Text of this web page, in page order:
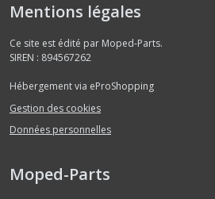
Mentions légales
Ce site est édité par Moped-Parts.
SIREN : 894567262
Hébergement via eProShopping
Gestion des cookies
Données personnelles
Moped-Parts